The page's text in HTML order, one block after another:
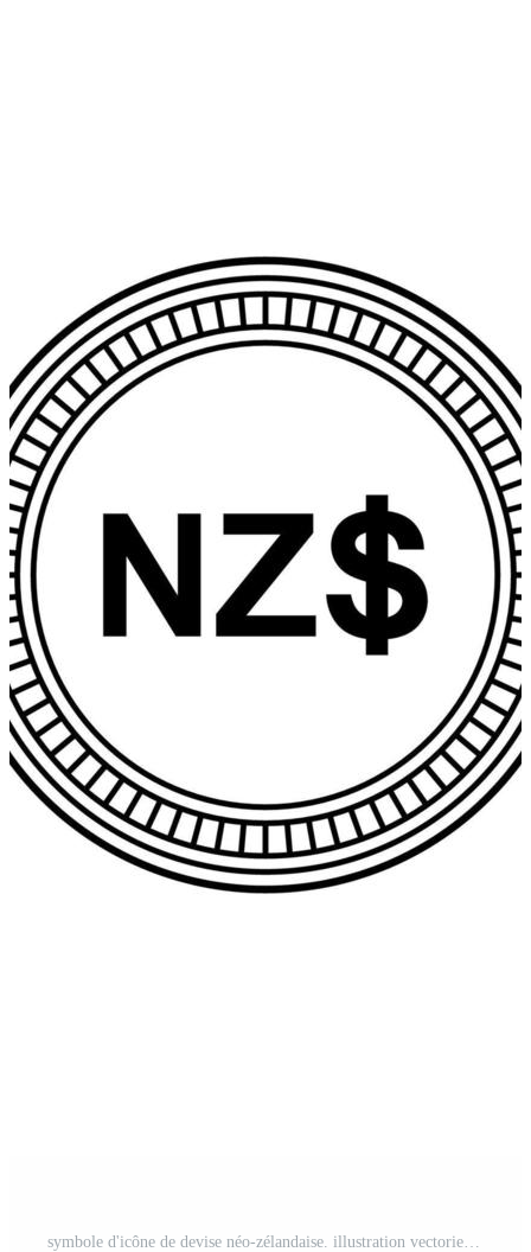
symbole d'icône de devise néo-zélandaise. illustration vectorielle Vecteur Pro et SVG Pro